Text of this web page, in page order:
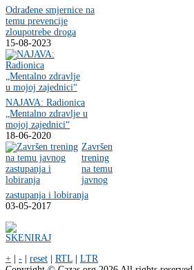
Odrađene smjernice na
temu prevencije
zloupotrebe droga
15-08-2023
NAJAVA: Radionica
„Mentalno zdravlje u
mojoj zajednici“
18-06-2020
Završen
trening
na temu
javnog
zastupanja i lobiranja
03-05-2017
+ | - | reset | RTL | LTR